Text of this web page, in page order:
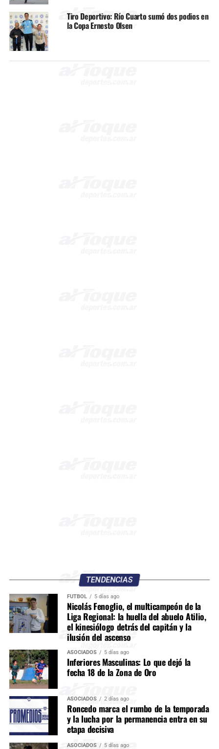
Tiro Deportivo: Río Cuarto sumó dos podios en
la Copa Ernesto Olsen
TENDENCIAS
FÚTBOL 5 días ago
Nicolás Fenoglio, el multicampeón de la
Liga Regional: la huella del abuelo Atilio,
el kinesiólogo detrás del capitán y la
ilusión del ascenso
ASOCIADOS 5 días ago
Inferiores Masculinas: Lo que dejó la
fecha 18 de la Zona de Oro
ASOCIADOS 2 días ago
Roncedo marca el rumbo de la temporada
y la lucha por la permanencia entra en su
etapa decisiva
ASOCIADOS 5 días ago